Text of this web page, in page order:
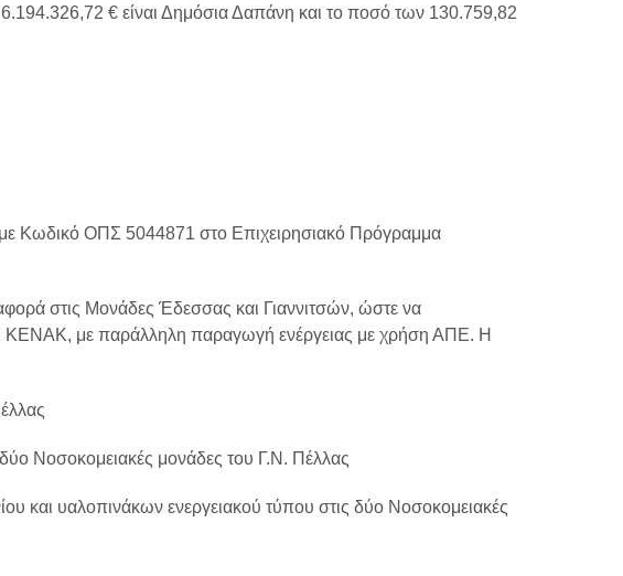
€ είναι Δημόσια Δαπάνη και το ποσό των 130.759,82
ΟΠΣ 5044871 στο Επιχειρησιακό Πρόγραμμα
στις Μονάδες Έδεσσας και Γιαννιτσών, ώστε να
ΚΕΝΑΚ, με παράλληλη παραγωγή ενέργειας με χρήση ΑΠΕ. Η
Νοσοκομειακές μονάδες του Γ.Ν. Πέλλας
και υαλοπινάκων ενεργειακού τύπου στις δύο Νοσοκομειακές